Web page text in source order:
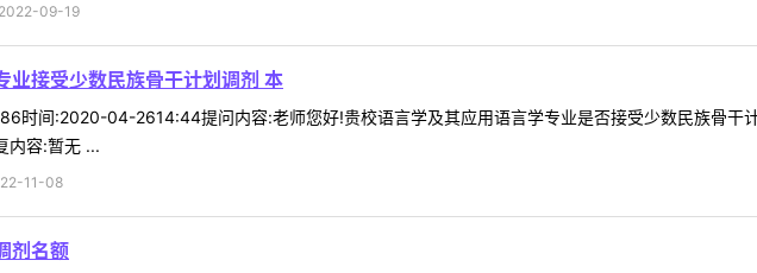
09-19
业接受少数民族骨干计划调剂 本
时间:2020-04-2614:44提问内容:老师您好!贵校语言学及其应用语言学专业是否接受少数民族骨干
内容:暂无 ...
11-08
剂名额